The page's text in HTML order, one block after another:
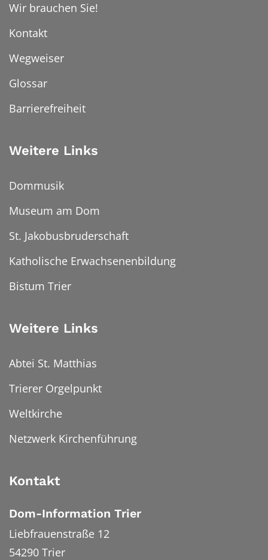
Wir brauchen Sie!
Kontakt
Wegweiser
Glossar
Barrierefreiheit
Weitere Links
Dommusik
Museum am Dom
St. Jakobusbruderschaft
Katholische Erwachsenenbildung
Bistum Trier
Weitere Links
Abtei St. Matthias
Trierer Orgelpunkt
Weltkirche
Netzwerk Kirchenführung
Kontakt
Dom-Information Trier
Liebfrauenstraße 12
54290 Trier